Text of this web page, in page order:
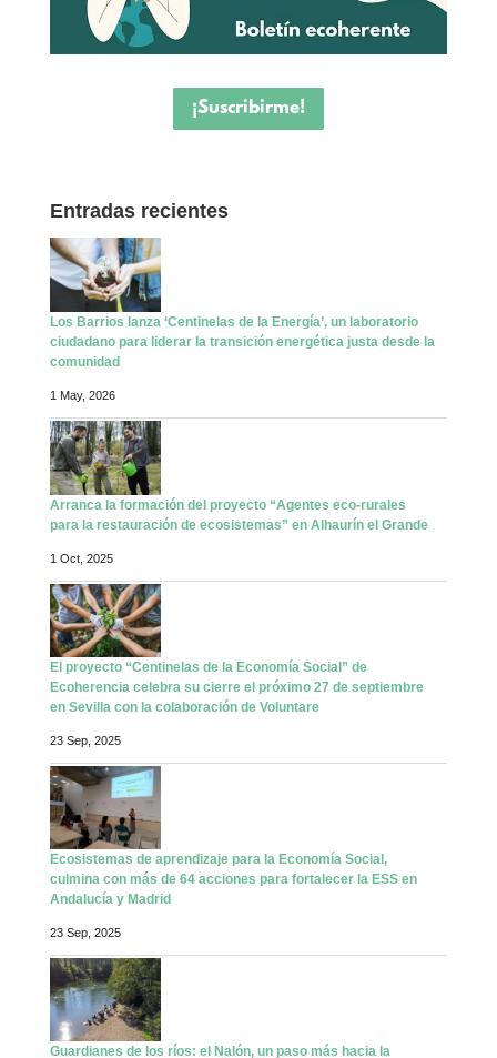
¡Suscribirme!
Entradas recientes
Los Barrios lanza ‘Centinelas de la Energía’, un laboratorio
ciudadano para liderar la transición energética justa desde la
comunidad
1 May, 2026
Arranca la formación del proyecto “Agentes eco-rurales
para la restauración de ecosistemas” en Alhaurín el Grande
1 Oct, 2025
El proyecto “Centinelas de la Economía Social” de
Ecoherencia celebra su cierre el próximo 27 de septiembre
en Sevilla con la colaboración de Voluntare
23 Sep, 2025
Ecosistemas de aprendizaje para la Economía Social,
culmina con más de 64 acciones para fortalecer la ESS en
Andalucía y Madrid
23 Sep, 2025
Guardianes de los ríos: el Nalón, un paso más hacia la